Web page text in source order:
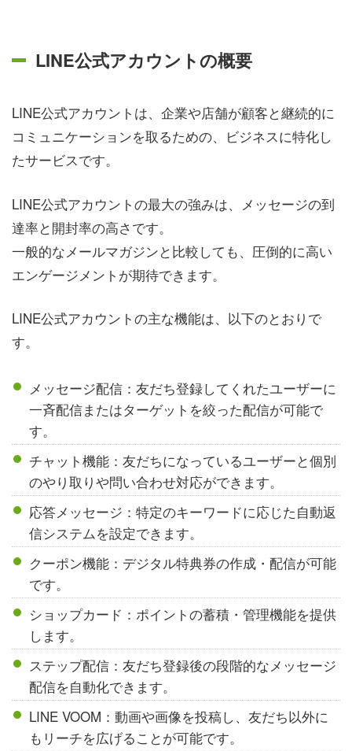
LINE公式アカウントの概要
LINE公式アカウントは、企業や店舗が顧客と継続的に
コミュニケーションを取るための、ビジネスに特化し
たサービスです。
LINE公式アカウントの最大の強みは、メッセージの到
達率と開封率の高さです。
一般的なメールマガジンと比較しても、圧倒的に高い
エンゲージメントが期待できます。
LINE公式アカウントの主な機能は、以下のとおりで
す。
メッセージ配信：友だち登録してくれたユーザーに
一斉配信またはターゲットを絞った配信が可能で
す。
チャット機能：友だちになっているユーザーと個別
のやり取りや問い合わせ対応ができます。
応答メッセージ：特定のキーワードに応じた自動返
信システムを設定できます。
クーポン機能：デジタル特典券の作成・配信が可能
です。
ショップカード：ポイントの蓄積・管理機能を提供
します。
ステップ配信：友だち登録後の段階的なメッセージ
配信を自動化できます。
LINE VOOM：動画や画像を投稿し、友だち以外に
もリーチを広げることが可能です。